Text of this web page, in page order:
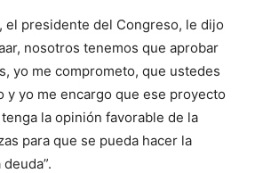
el presidente del Congreso, le dijo
nosotros tenemos que aprobar
yo me comprometo, que ustedes
y yo me encargo que ese proyecto
la opinión favorable de la
para que se pueda hacer la